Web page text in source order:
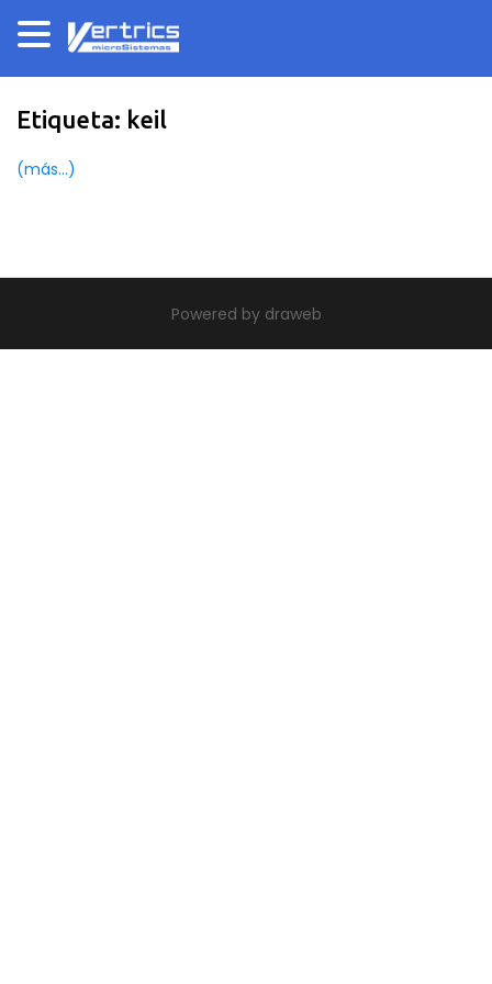
Etiqueta: keil
(más…)
theme build by Themeworx.